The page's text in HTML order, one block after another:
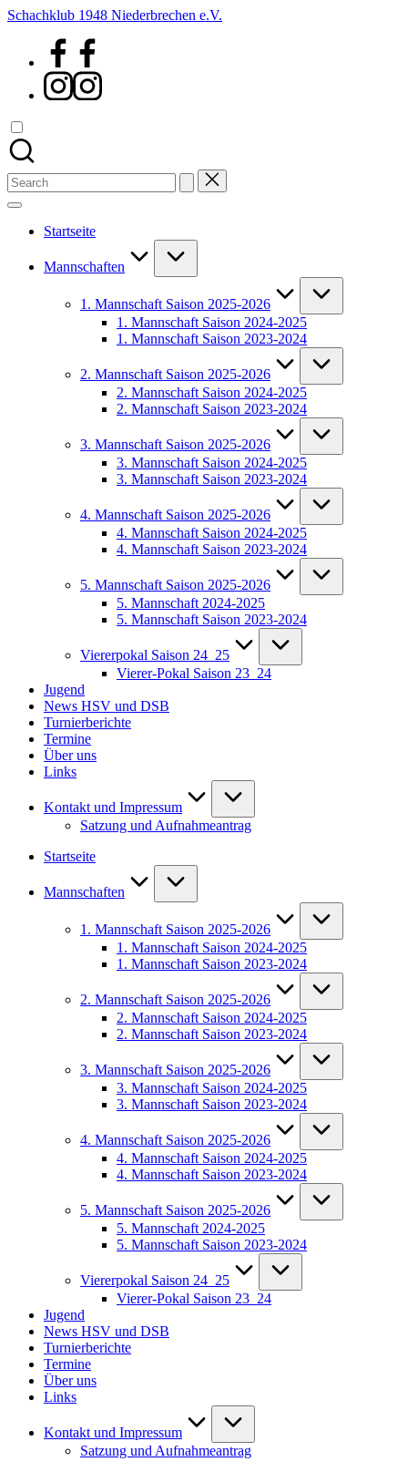
Skip
Schachklub 1948 Niederbrechen e.V.
Facebook
Instagram
Search
for:
Startseite
Mannschaften
1. Mannschaft Saison 2025-2026
1. Mannschaft Saison 2024-2025
1. Mannschaft Saison 2023-2024
2. Mannschaft Saison 2025-2026
2. Mannschaft Saison 2024-2025
2. Mannschaft Saison 2023-2024
3. Mannschaft Saison 2025-2026
3. Mannschaft Saison 2024-2025
3. Mannschaft Saison 2023-2024
4. Mannschaft Saison 2025-2026
4. Mannschaft Saison 2024-2025
4. Mannschaft Saison 2023-2024
5. Mannschaft Saison 2025-2026
5. Mannschaft 2024-2025
5. Mannschaft Saison 2023-2024
Viererpokal Saison 24_25
Vierer-Pokal Saison 23_24
Jugend
News HSV und DSB
Turnierberichte
Termine
Über uns
Links
Kontakt und Impressum
Satzung und Aufnahmeantrag
Startseite
Mannschaften
1. Mannschaft Saison 2025-2026
1. Mannschaft Saison 2024-2025
1. Mannschaft Saison 2023-2024
2. Mannschaft Saison 2025-2026
2. Mannschaft Saison 2024-2025
2. Mannschaft Saison 2023-2024
3. Mannschaft Saison 2025-2026
3. Mannschaft Saison 2024-2025
3. Mannschaft Saison 2023-2024
4. Mannschaft Saison 2025-2026
4. Mannschaft Saison 2024-2025
4. Mannschaft Saison 2023-2024
5. Mannschaft Saison 2025-2026
5. Mannschaft 2024-2025
5. Mannschaft Saison 2023-2024
Viererpokal Saison 24_25
Vierer-Pokal Saison 23_24
Jugend
News HSV und DSB
Turnierberichte
Termine
Über uns
Links
Kontakt und Impressum
Satzung und Aufnahmeantrag